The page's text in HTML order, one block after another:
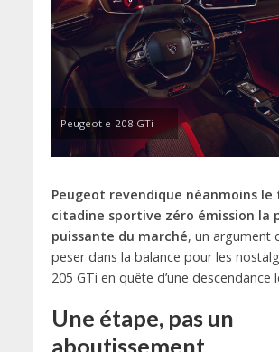
Peugeot e-208 GTi
Peugeot revendique néanmoins
citadine sportive zéro émission la
puissante du marché, un argument
peser dans la balance pour les
205 GTi en quête d’une descendance
Une étape, pas un
aboutissement